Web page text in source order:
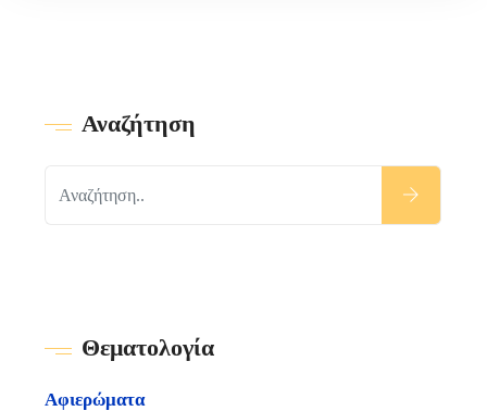
Αναζήτηση
Θεματολογία
Αφιερώματα